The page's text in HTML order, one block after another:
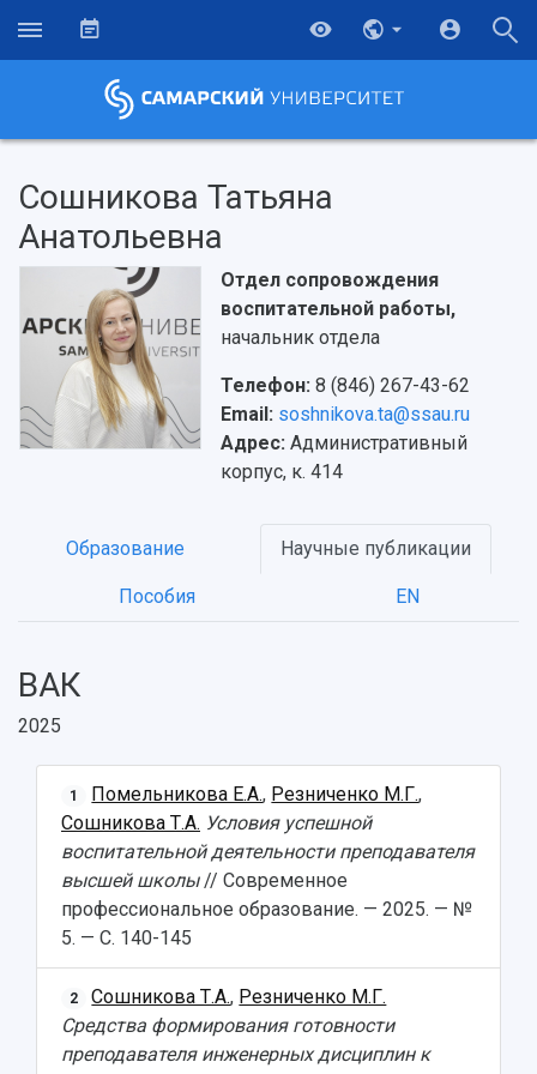
НАЗАД
Об университете
История
Ключевые факты
Рейтинги
Руководство
Наблюдательный совет
Попечительский совет
Новости
Главные новости
Бортжурнал
Объявления
События
СМИ об университете
Образование
Почему я выбираю Самарский университет?
Абитуриенту
Бакалавриат и специалитет
Магистратура
Аспирантура
Формы обучения
Учебные планы
Научно-исследовательская деятельность
Основные научные направления
Научные школы и ведущие научные коллективы
Диссертационные советы
Подготовка научных кадров
Конкурс на замещение должностей научных
работников
Научно-технический совет
Сошникова Татьяна
Анатольевна
Отдел сопровождения
воспитательной работы,
начальник отдела
Телефон: 8 (846) 267-43-62
Email: soshnikova.ta@ssau.ru
Адрес: Административный
корпус, к. 414
Образование Научные публикации
Пособия EN
ВАК
2025
1 Помельникова Е.А., Резниченко М.Г.,
Сошникова Т.А. Условия успешной
воспитательной деятельности преподавателя
высшей школы// Современное
профессиональное образование. — 2025. — №
5. — С. 140-145
2 Сошникова Т.А., Резниченко М.Г.
Средства формирования готовности
преподавателя инженерных дисциплин к